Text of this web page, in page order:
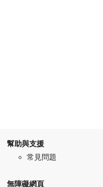
幫助與支援
常見問題
無障礙網頁